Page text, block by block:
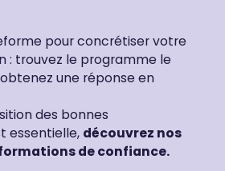
pour concrétiser votre
: trouvez le programme le
une réponse en
des bonnes
essentielle, découvrez nos
de confiance.